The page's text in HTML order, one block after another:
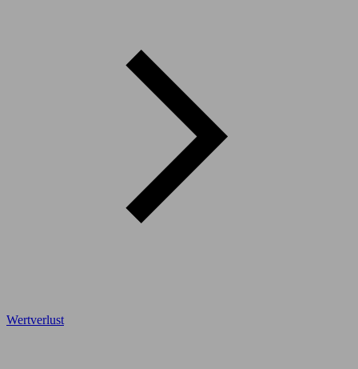
Wertverlust